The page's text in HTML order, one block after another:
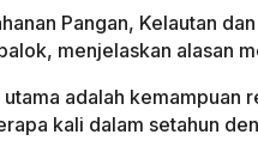
Pangan, Kelautan
menjelaskan alasan
utama adalah kemampuan
kali dalam setahun